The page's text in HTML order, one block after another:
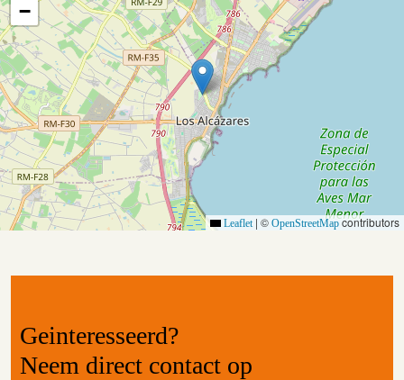
−
Leaflet | © OpenStreetMapcontributors
Geinteresseerd?
Neem direct contact op